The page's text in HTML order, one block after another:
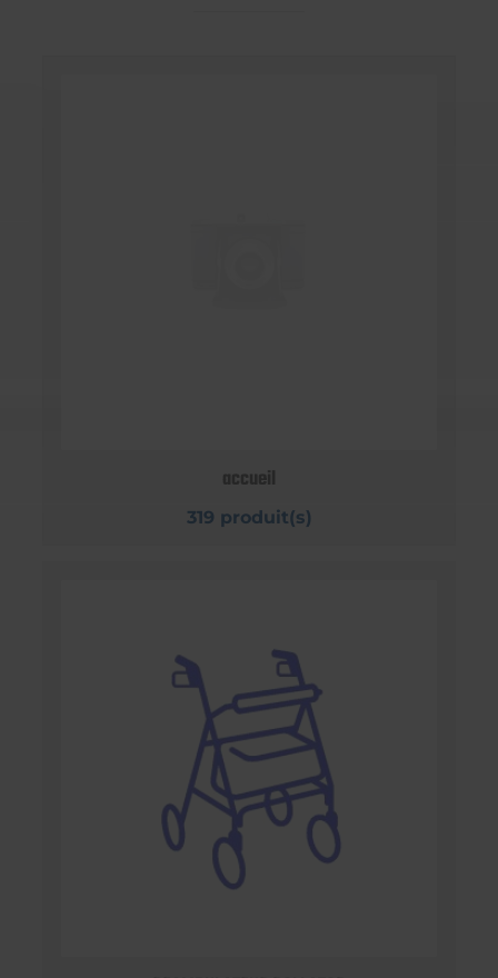
accueil
319 produit(s)